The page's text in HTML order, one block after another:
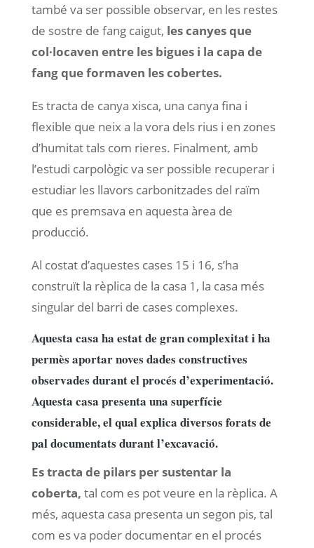
també va ser possible observar, en les restes
de sostre de fang caigut, les canyes que
col·locaven entre les bigues i la capa de
fang que formaven les cobertes.
Es tracta de canya xisca, una canya fina i
flexible que neix a la vora dels rius i en zones
d’humitat tals com rieres. Finalment, amb
l’estudi carpològic va ser possible recuperar i
estudiar les llavors carbonitzades del raïm
que es premsava en aquesta àrea de
producció.
Al costat d’aquestes cases 15 i 16, s’ha
construït la rèplica de la casa 1, la casa més
singular del barri de cases complexes.
Aquesta casa ha estat de gran complexitat i ha
permès aportar noves dades constructives
observades durant el procés d’experimentació.
Aquesta casa presenta una superfície
considerable, el qual explica diversos forats de
pal documentats durant l’excavació.
Es tracta de pilars per sustentar la
coberta, tal com es pot veure en la rèplica. A
més, aquesta casa presenta un segon pis, tal
com es va poder documentar en el procés